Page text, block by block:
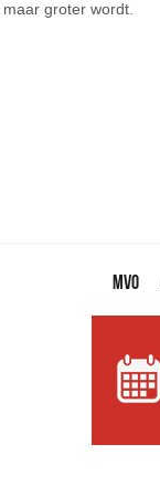
groter wordt.
MVO